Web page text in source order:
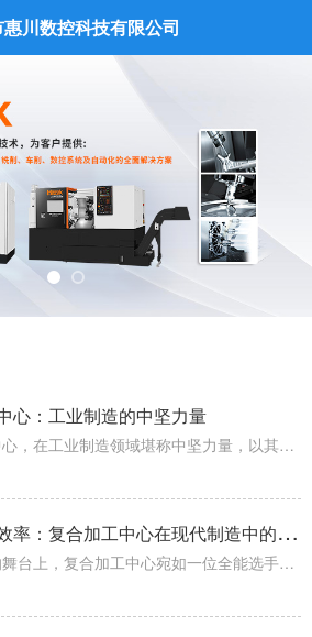
川数控科技有限公司
心：工业制造的中坚力量
卧式加工中心，在工业制造领域堪称中坚力量，以其独特的优势和广泛的应用，支撑着制造业的稳定发展。卧式加工中心是一种常见的加工设备，其主轴呈水平状态。这种设计使得它在加工大型、复杂的工件时具有明显的优势。与立式加工中心相比，卧式加工中心的工作台可以进行旋转，能够实现多个面的加工，大大提高了加工效率和精度。其工作原理是通过数控系统控制刀具的运动和工作台的旋转，对工件进行铣削、钻孔、镗孔等加工操作。在加工过程中，刀具可以根据工件的形状和加工要求进行自动更换，实现多种加工工序的连续完成...
提
升加工效率：复合加工中心在现代制造中的应用
在制造业的舞台上，复合加工中心宛如一位全能选手，凭借其*的功能和高效的加工能力，成为了现代制造业的宠儿。复合加工中心是一种集多种加工功能于一体的先进加工设备。它可以在一次装夹的情况下，完成车、铣、钻、镗等多种加工工序。这不仅大大提高了加工效率，减少了加工时间和成本，还提高了加工精度和产品质量。复合加工中心的核心优势在于其高度的集成化和自动化。它采用了先进的数控系统和智能化的控制技术，能够实现对加工过程的精确控制和优化。操作人员只需在计算机上输入加工指令，复合加工中心就能自动完...